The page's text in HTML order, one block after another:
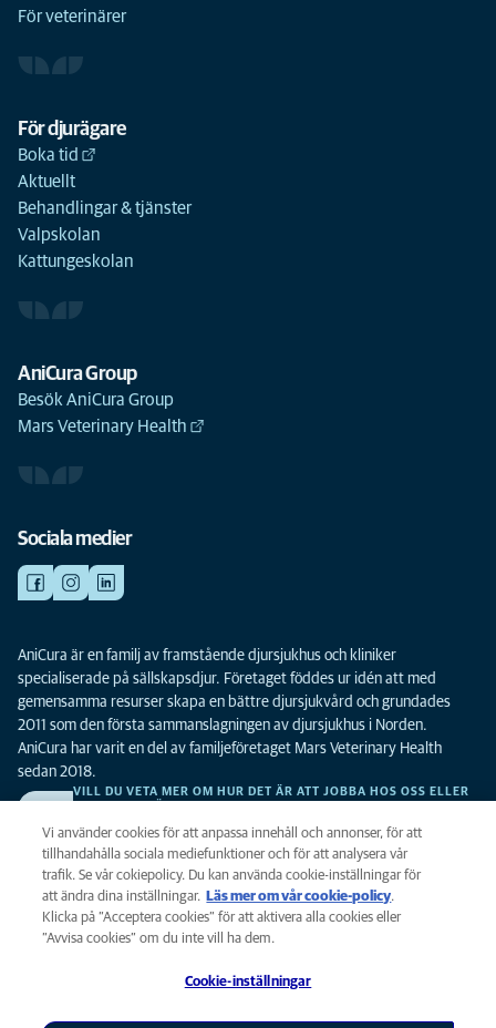
För veterinärer
För djurägare
Boka tid
Aktuellt
Behandlingar & tjänster
Valpskolan
Kattungeskolan
AniCura Group
Besök AniCura Group
Mars Veterinary Health
Sociala medier
AniCura är en familj av framstående djursjukhus och kliniker
specialiserade på sällskapsdjur. Företaget föddes ur idén att med
gemensamma resurser skapa en bättre djursjukvård och grundades
2011 som den första sammanslagningen av djursjukhus i Norden.
AniCura har varit en del av familjeföretaget Mars Veterinary Health
sedan 2018.
VILL DU VETA MER OM HUR DET ÄR ATT JOBBA HOS OSS ELLER
Integritet
Legalt
Vi använder cookies för att anpassa innehåll och annonser, för att
tillhandahålla sociala mediefunktioner och för att analysera vår
trafik. Se vår cokiepolicy. Du kan använda cookie-inställningar för
att ändra dina inställningar.
Läs mer om vår cookie-policy(opens in a
new tab)
.
Klicka på ”Acceptera cookies” för att aktivera alla cookies eller
”Avvisa cookies” om du inte vill ha dem.
Cookie-inställningar